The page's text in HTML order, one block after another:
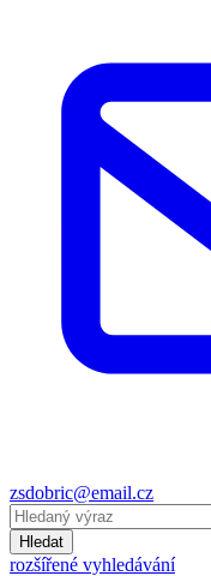
zsdobric@email.cz
Hledat
rozšířené vyhledávání